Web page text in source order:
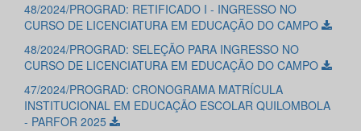
48/2024/PROGRAD: RETIFICADO I - INGRESSO NO
CURSO DE LICENCIATURA EM EDUCAÇÃO DO CAMPO
48/2024/PROGRAD: SELEÇÃO PARA INGRESSO NO
CURSO DE LICENCIATURA EM EDUCAÇÃO DO CAMPO
47/2024/PROGRAD: CRONOGRAMA MATRÍCULA
INSTITUCIONAL EM EDUCAÇÃO ESCOLAR QUILOMBOLA
- PARFOR 2025